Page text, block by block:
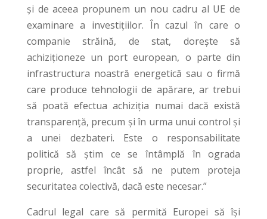
și de aceea propunem un nou cadru al UE de
examinare a investițiilor. În cazul în care o
companie străină, de stat, dorește să
achiziționeze un port european, o parte din
infrastructura noastră energetică sau o firmă
care produce tehnologii de apărare, ar trebui
să poată efectua achiziția numai dacă există
transparență, precum și în urma unui control și
a unei dezbateri. Este o responsabilitate
politică să știm ce se întâmplă în ograda
proprie, astfel încât să ne putem proteja
securitatea colectivă, dacă este necesar.”
Cadrul legal care să permită Europei să își